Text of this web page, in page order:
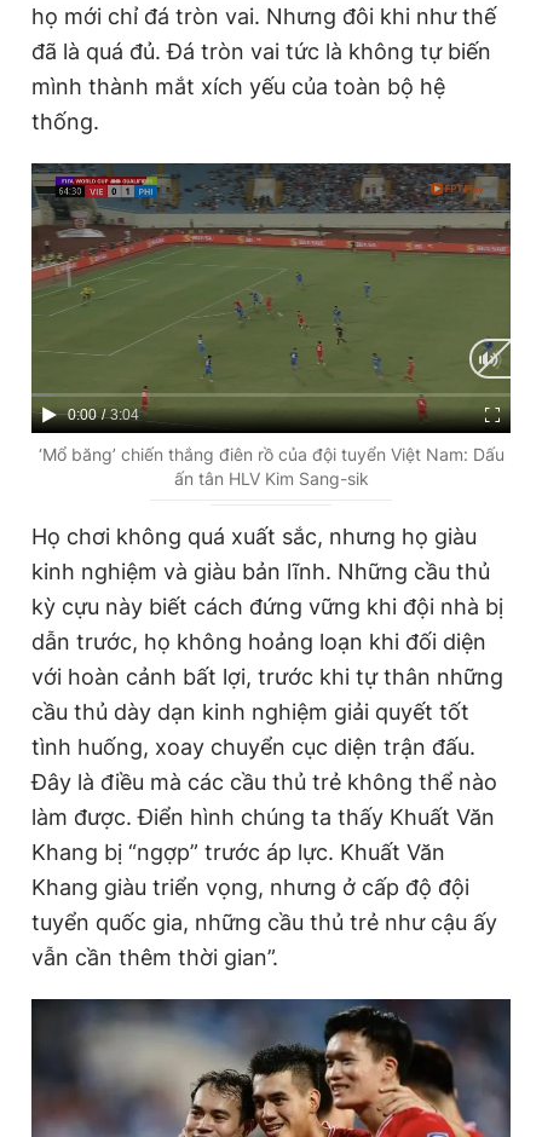
họ mới chỉ đá tròn vai. Nhưng đôi khi như thế
đã là quá đủ. Đá tròn vai tức là không tự biến
mình thành mắt xích yếu của toàn bộ hệ
thống.
C
u
T
m
e
0:00 / D
u
o
3:04
‘Mổ băng’ chiến thắng điên rồ của đội tuyển Việt Nam: Dấu
ấn tân HLV Kim Sang-sik
Họ chơi không quá xuất sắc, nhưng họ giàu
kinh nghiệm và giàu bản lĩnh. Những cầu thủ
kỳ cựu này biết cách đứng vững khi đội nhà bị
dẫn trước, họ không hoảng loạn khi đối diện
với hoàn cảnh bất lợi, trước khi tự thân những
cầu thủ dày dạn kinh nghiệm giải quyết tốt
tình huống, xoay chuyển cục diện trận đấu.
Đây là điều mà các cầu thủ trẻ không thể nào
làm được. Điển hình chúng ta thấy Khuất Văn
Khang bị “ngợp” trước áp lực. Khuất Văn
Khang giàu triển vọng, nhưng ở cấp độ đội
tuyển quốc gia, những cầu thủ trẻ như cậu ấy
vẫn cần thêm thời gian”.